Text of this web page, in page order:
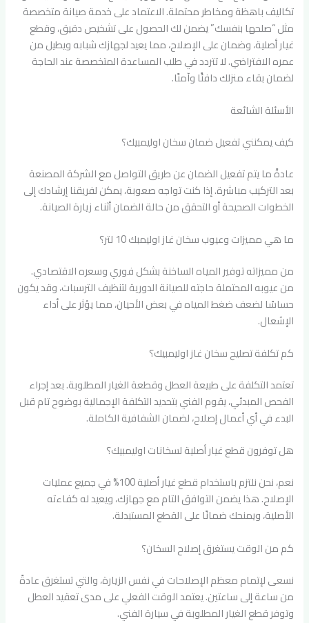
تكاليف باهظة ومخاطر محتملة. الاعتماد على خدمة صيانة متخصصة
مثل “صلحها بنفسك” يضمن لك الحصول على تشخيص دقيق، وقطع
غيار أصلية، وضمان على الإصلاح، مما يعيد لجهازك شبابه ويطيل من
عمره الافتراضي. لا تتردد في طلب المساعدة المتخصصة عند الحاجة
لضمان بقاء منزلك دافئًا وآمنًا.
الأسئلة الشائعة
كيف يمكنني تفعيل ضمان سخان اوليمبيك؟
عادةً ما يتم تفعيل الضمان عن طريق التواصل مع الشركة المصنعة
بعد التركيب مباشرة. إذا كنت تواجه صعوبة، يمكن لفريقنا إرشادك إلى
الخطوات الصحيحة أو التحقق من حالة الضمان أثناء زيارة الصيانة.
ما هي مميزات وعيوب سخان غاز اوليمبك 10 لتر؟
من مميزاته توفير المياه الساخنة بشكل فوري وسعره الاقتصادي.
من عيوبه المحتملة حاجته للصيانة الدورية لتنظيف الترسبات، وقد يكون
حساسًا لضعف ضغط المياه في بعض الأحيان، مما يؤثر على أداء
الإشعال.
كم تكلفة تصليح سخان غاز اوليمبيك؟
تعتمد التكلفة على طبيعة العطل وقطعة الغيار المطلوبة. بعد إجراء
الفحص المبدئي، يقوم الفني بتحديد التكلفة الإجمالية بوضوح تام قبل
البدء في أي أعمال إصلاح، لضمان الشفافية الكاملة.
هل توفرون قطع غيار أصلية لسخانات اوليمبيك؟
نعم، نحن نلتزم باستخدام قطع غيار أصلية 100% في جميع عمليات
الإصلاح. هذا يضمن التوافق التام مع جهازك، ويعيد له كفاءته
الأصلية، ويمنحك ضمانًا على القطع المستبدلة.
كم من الوقت يستغرق إصلاح السخان؟
نسعى لإتمام معظم الإصلاحات في نفس الزيارة، والتي تستغرق عادةً
من ساعة إلى ساعتين. يعتمد الوقت الفعلي على مدى تعقيد العطل
وتوفر قطع الغيار المطلوبة في سيارة الفني.